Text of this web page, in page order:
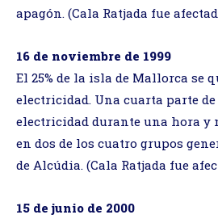
apagón. (Cala Ratjada fue
16 de noviembre de 1999
El 25% de la isla de Mallorca se
electricidad. Una cuarta parte
electricidad durante una hora y
en dos de los cuatro grupos
de Alcúdia. (Cala Ratjada fue
15 de junio de 2000